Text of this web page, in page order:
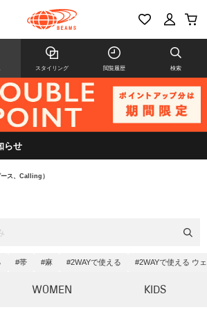
スタイリング 閲覧履歴 検索
らせ
ス、Calling）
#帯 #麻 #2WAYで使える #2WAYで使える ウ
WOMEN KIDS